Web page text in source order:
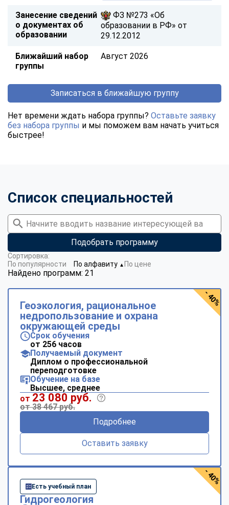
Занесение сведений
о документах об
образовании
ФЗ №273 «Об
образовании в РФ» от
29.12.2012
Ближайший набор
группы
Август 2026
Записаться в ближайшую группу
Нет времени ждать набора группы? Оставьте заявку
без набора группы и мы поможем вам начать учиться
быстрее!
Список специальностей
Подобрать программу
Найдено программ: 21
Сортировка:
По популярности
По алфавиту ▼ По цене
Геоэкология, рациональное
недропользование и охрана
окружающей среды
Срок обучения
от 256 часов
Получаемый документ
Диплом о профессиональной
переподготовке
Обучение на базе
Высшее, среднее
от 23 080 руб.
от 38 467 руб.
Подробнее
Оставить заявку
- 40%
Есть учебный план
Гидрогеология
- 40%